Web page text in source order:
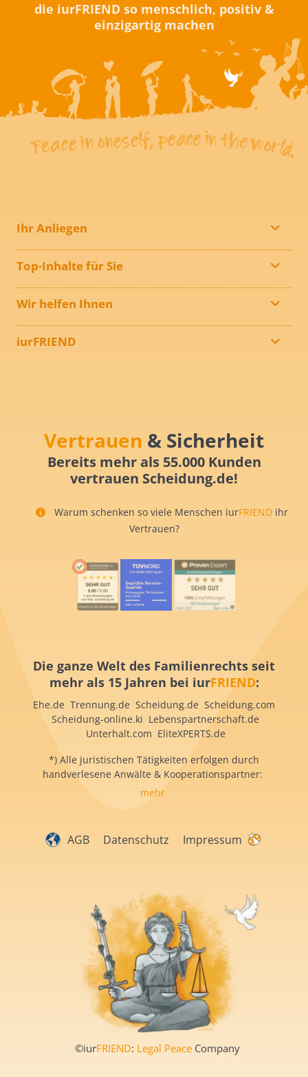
die iurFRIEND so menschlich, positiv &
einzigartig machen
Ihr Anliegen
Top-Inhalte für Sie
Wir helfen Ihnen
iurFRIEND
Vertrauen & Sicherheit
Bereits mehr als 55.000 Kunden
vertrauen Scheidung.de!
Warum schenken so viele Menschen iurFRIEND ihr
Vertrauen?
Die ganze Welt des Familienrechts seit
mehr als 15 Jahren bei iurFRIEND:
Ehe.de Trennung.de Scheidung.de Scheidung.com
Scheidung-online.ki Lebenspartnerschaft.de
Unterhalt.com EliteXPERTS.de
*) Alle juristischen Tätigkeiten erfolgen durch
handverlesene Anwälte & Kooperationspartner:
mehr
AGB Datenschutz Impressum
©iurFRIEND: Legal Peace Company